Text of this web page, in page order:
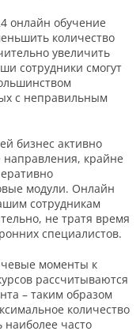
онлайн обучение
количество
увеличить
сотрудники смогут
с неправильным
бизнес активно
направления, крайне
модули. Онлайн
сотрудникам
не тратя время
специалистов.
моменты к
рассчитываются
– таким образом
количество
часто